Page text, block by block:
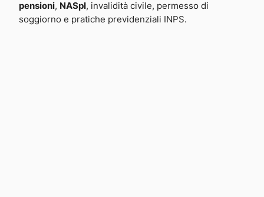
pensioni, NASpI , invalidità civile, permesso di
soggiorno e pratiche previdenziali INPS.